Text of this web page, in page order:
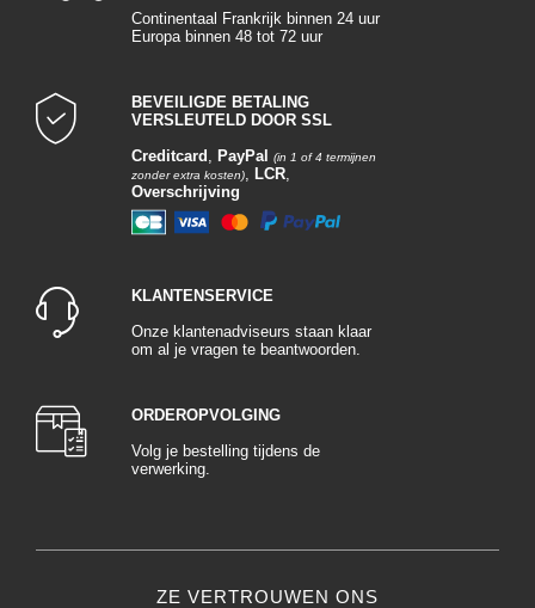
Continentaal Frankrijk binnen 24 uur
Europa binnen 48 tot 72 uur
BEVEILIGDE BETALING
VERSLEUTELD DOOR SSL
Creditcard , PayPal
(in 1 of 4 termijnen
zonder extra kosten), LCR,
Overschrijving
KLANTENSERVICE
Onze klantenadviseurs staan klaar
om al je vragen te beantwoorden.
ORDEROPVOLGING
Volg je bestelling tijdens de
verwerking.
ZE VERTROUWEN ONS